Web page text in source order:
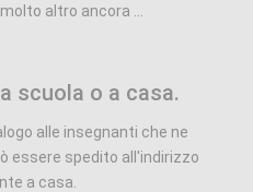
altro ancora ...
scuola o a casa.
alle insegnanti che ne
essere spedito all'indirizzo
a casa.